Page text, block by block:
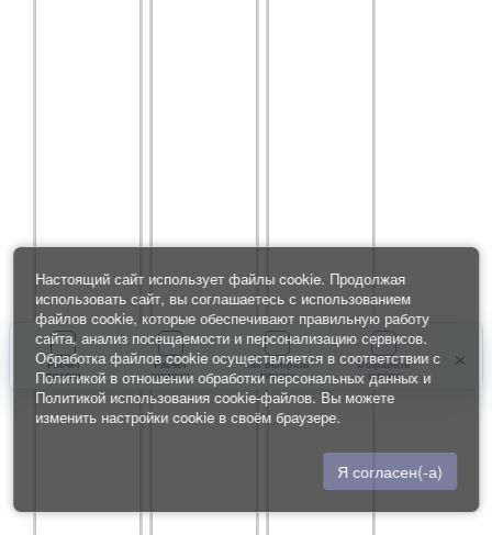
Расчет
плитки
Расчет
затирки
Как выбрать
плитку
Отправить
запрос
×
Настоящий сайт использует файлы cookie. Продолжая
использовать сайт, вы соглашаетесь с использованием
файлов cookie, которые обеспечивают правильную работу
сайта, анализ посещаемости и персонализацию сервисов.
Обработка файлов cookie осуществляется в соответствии с
Политикой в отношении обработки персональных данных и
Политикой использования cookie-файлов. Вы можете
изменить настройки cookie в своём браузере.
Я согласен(-а)